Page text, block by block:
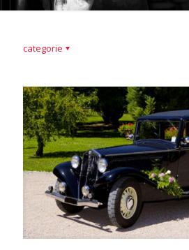
categorie